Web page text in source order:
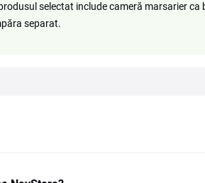
selectat include cameră marsarier
separat.